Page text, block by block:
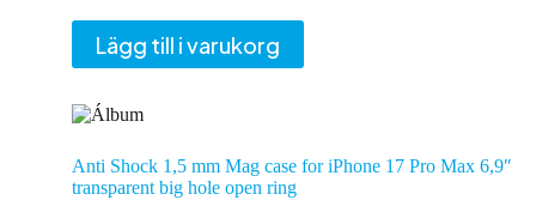
Lägg till i varukorg
Anti Shock 1,5 mm Mag case for iPhone 17 Pro Max 6,9″
transparent big hole open ring